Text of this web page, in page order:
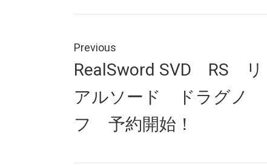
稿
ナ
ビ
ゲ
ー
Previous
Previous
RealSword SVD RS リ
アルソード ドラグノ
フ 予約開始！